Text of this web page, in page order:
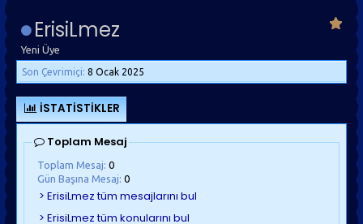
ErisiLmez
Yeni Üye
Son Çevrimiçi: 8 Ocak 2025
İSTATISTIKLER
Toplam Mesaj
Toplam Mesaj: 0
Gün Başına Mesaj: 0